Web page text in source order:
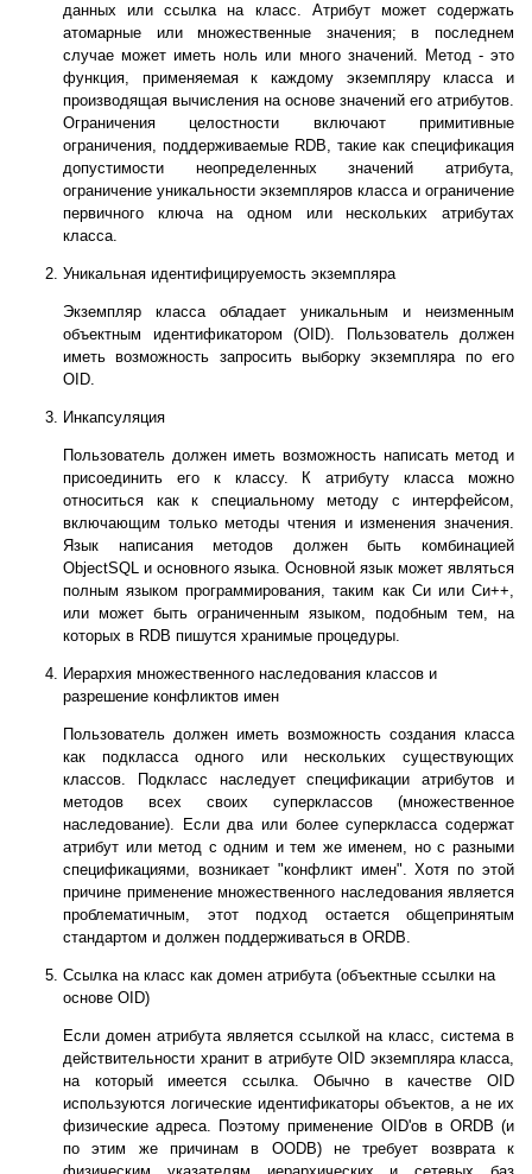
данных или ссылка на класс. Атрибут может содержать
атомарные или множественные значения; в последнем
случае может иметь ноль или много значений. Метод - это
функция, применяемая к каждому экземпляру класса и
производящая вычисления на основе значений его атрибутов.
Ограничения целостности включают примитивные
ограничения, поддерживаемые RDB, такие как спецификация
допустимости неопределенных значений атрибута,
ограничение уникальности экземпляров класса и ограничение
первичного ключа на одном или нескольких атрибутах
класса.
Уникальная идентифицируемость экземпляра
Экземпляр класса обладает уникальным и неизменным
объектным идентификатором (OID). Пользователь должен
иметь возможность запросить выборку экземпляра по его
OID.
Инкапсуляция
Пользователь должен иметь возможность написать метод и
присоединить его к классу. К атрибуту класса можно
относиться как к специальному методу с интерфейсом,
включающим только методы чтения и изменения значения.
Язык написания методов должен быть комбинацией
ObjectSQL и основного языка. Основной язык может являться
полным языком программирования, таким как Си или Си++,
или может быть ограниченным языком, подобным тем, на
которых в RDB пишутся хранимые процедуры.
Иерархия множественного наследования классов и
разрешение конфликтов имен
Пользователь должен иметь возможность создания класса
как подкласса одного или нескольких существующих
классов. Подкласс наследует спецификации атрибутов и
методов всех своих суперклассов (множественное
наследование). Если два или более суперкласса содержат
атрибут или метод с одним и тем же именем, но с разными
спецификациями, возникает "конфликт имен". Хотя по этой
причине применение множественного наследования является
проблематичным, этот подход остается общепринятым
стандартом и должен поддерживаться в ORDB.
Ссылка на класс как домен атрибута (объектные ссылки на
основе OID)
Если домен атрибута является ссылкой на класс, система в
действительности хранит в атрибуте OID экземпляра класса,
на который имеется ссылка. Обычно в качестве OID
используются логические идентификаторы объектов, а не их
физические адреса. Поэтому применение OID'ов в ORDB (и
по этим же причинам в OODB) не требует возврата к